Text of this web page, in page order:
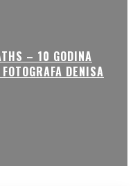
– 10 GODINA
DENISA